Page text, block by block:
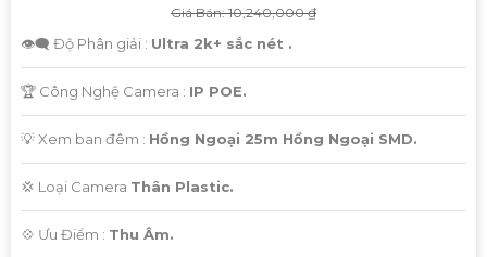
Giá Bán: 10,240,000 ₫
👁️‍🗨 Độ Phân giải : Ultra 2k+ sắc nét .
🏆 Công Nghệ Camera : IP POE.
💡 Xem ban đêm : Hồng Ngoại 25m Hồng Ngoại SMD.
💢 Loại Camera Thân Plastic.
️💠 Ưu Điểm : Thu Âm.